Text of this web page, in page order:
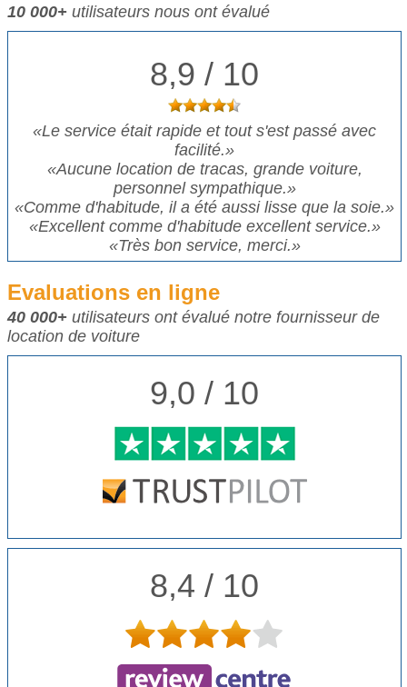
10 000+ utilisateurs nous ont évalué
8,9 / 10
«Le service était rapide et tout s'est passé avec
facilité.»
«Aucune location de tracas, grande voiture,
personnel sympathique.»
«Comme d'habitude, il a été aussi lisse que la soie.»
«Excellent comme d'habitude excellent service.»
«Très bon service, merci.»
Evaluations en ligne
40 000+ utilisateurs ont évalué notre fournisseur de
location de voiture
9,0 / 10
8,4 / 10